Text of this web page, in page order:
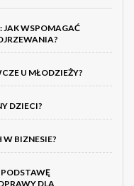
JAK WSPOMAGAĆ
U MŁODZIEŻY?
DZIECI?
BIZNESIE?
DLA